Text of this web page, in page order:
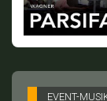
EVENT-